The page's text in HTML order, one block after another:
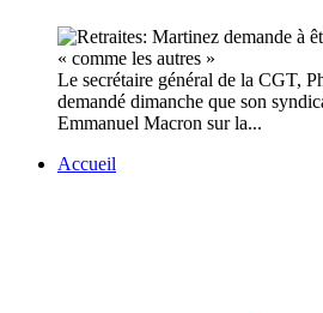
Le secrétaire général de la CGT,
demandé dimanche que son
Emmanuel Macron sur la...
Accueil